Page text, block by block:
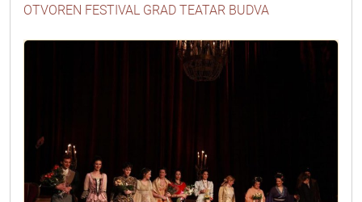
OTVOREN FESTIVAL GRAD TEATAR BUDVA